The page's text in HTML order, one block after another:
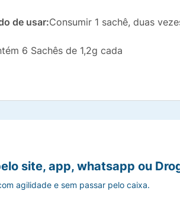
de usar:Consumir 1 sachê, duas
6 Sachês de 1,2g cada
site, app, whatsapp ou
agilidade e sem passar pelo caixa.